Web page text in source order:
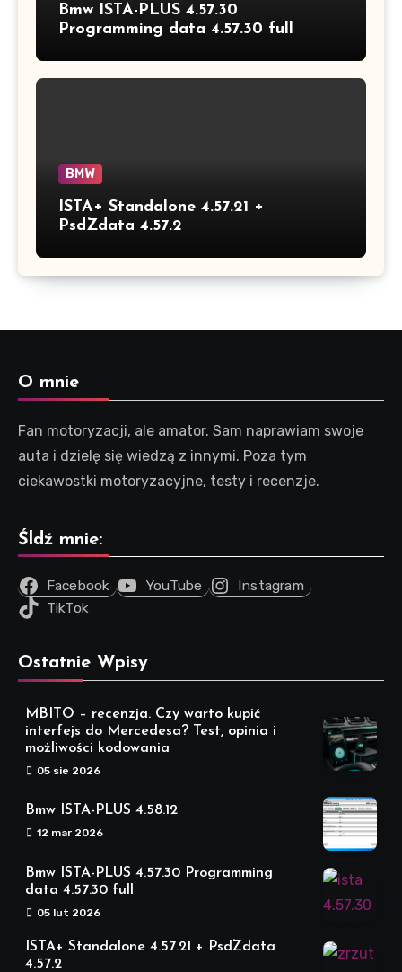
Bmw ISTA-PLUS 4.57.30
Programming data 4.57.30 full
BMW
ISTA+ Standalone 4.57.21 +
PsdZdata 4.57.2
O mnie
Fan motoryzacji, ale amator. Sam naprawiam swoje
auta i dzielę się wiedzą z innymi. Poza tym
ciekawostki motoryzacyjne, testy i recenzje.
Śldź mnie:
Facebook YouTube
Instagram
TikTok
Ostatnie Wpisy
MBITO – recenzja. Czy warto kupić
interfejs do Mercedesa? Test, opinia i
możliwości kodowania
05 sie 2026
Bmw ISTA-PLUS 4.58.12
12 mar 2026
Bmw ISTA-PLUS 4.57.30 Programming
data 4.57.30 full
05 lut 2026
ISTA+ Standalone 4.57.21 + PsdZdata
4.57.2